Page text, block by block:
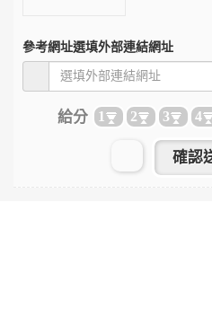
參考網址選填外部連結網址
給分 1 2 3 4